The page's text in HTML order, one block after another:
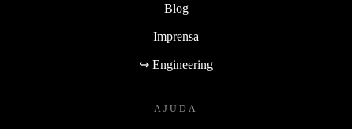
Blog
Imprensa
↪ Engineering
AJUDA